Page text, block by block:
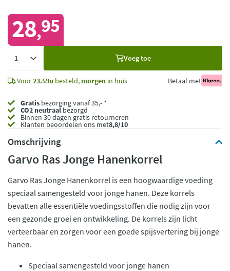
28,95
Voeg toe
Voor23.59u besteld, morgen in huis Betaal met
Gratis bezorging vanaf 35,- *
CO2 neutraalbezorgd
Binnen 30 dagen gratis retourneren
Klanten beoordelen ons met8,8/10
Omschrijving
Garvo Ras Jonge Hanenkorrel
Garvo Ras Jonge Hanenkorrel is een hoogwaardige voeding
speciaal samengesteld voor jonge hanen. Deze korrels
bevatten alle essentiële voedingsstoffen die nodig zijn voor
een gezonde groei en ontwikkeling. De korrels zijn licht
verteerbaar en zorgen voor een goede spijsvertering bij jonge
hanen.
Speciaal samengesteld voor jonge hanen